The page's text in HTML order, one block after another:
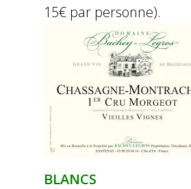
15€ par personne).
BLANCS